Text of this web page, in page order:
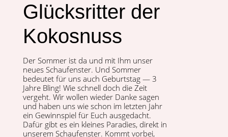
Glücksritter der
Kokosnuss
Der Som­mer ist da und mit Ihm unser
neues Schaufen­ster. Und Som­mer
bedeutet für uns auch Geburt­stag — 3
Jahre Bling! Wie schnell doch die Zeit
verge­ht. Wir wollen wieder Danke sagen
und haben uns wie schon im let­zten Jahr
ein Gewinn­spiel für Euch aus­gedacht.
Dafür gibt es ein kleines Paradies, direkt in
unserem Schaufen­ster. Kommt vor­bei,